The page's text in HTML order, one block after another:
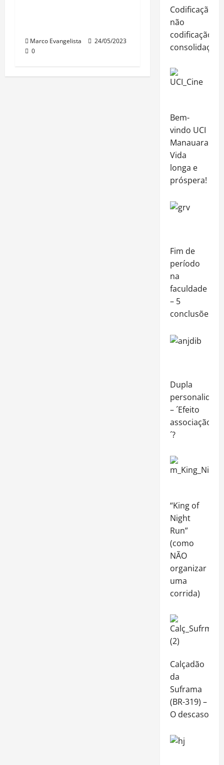
Marco Evangelista
24/05/2023
0
Codificação,
não
codificação,
consolidação
Bem-
vindo UCI
Manauara!
Vida
longa e
próspera!
Fim de
período
na
faculdade
– 5
conclusões
Dupla
personalidade
– ´Efeito
associação
´?
“King of
Night
Run”
(como
NÃO
organizar
uma
corrida)
Calçadão
da
Suframa
(BR-319) –
O descaso